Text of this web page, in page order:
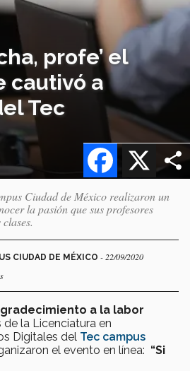
profe’ el
cautivó a
Tec
X
Facebook
Ciudad de México realizaron un
la pasión que sus profesores
CIUDAD DE MÉXICO - 22/09/2020
a la labor
la Licenciatura en
Digitales del Tec campus
el evento en línea: “Si